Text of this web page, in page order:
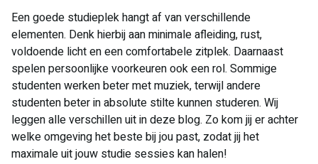
Een goede studieplek hangt af van verschillende
elementen. Denk hierbij aan minimale afleiding, rust,
voldoende licht en een comfortabele zitplek. Daarnaast
spelen persoonlijke voorkeuren ook een rol. Sommige
studenten werken beter met muziek, terwijl andere
studenten beter in absolute stilte kunnen studeren. Wij
leggen alle verschillen uit in deze blog. Zo kom jij er achter
welke omgeving het beste bij jou past, zodat jij het
maximale uit jouw studie sessies kan halen!